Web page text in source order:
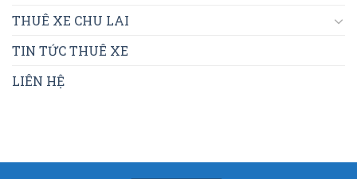
THUÊ XE CHU LAI
TIN TỨC THUÊ XE
LIÊN HỆ